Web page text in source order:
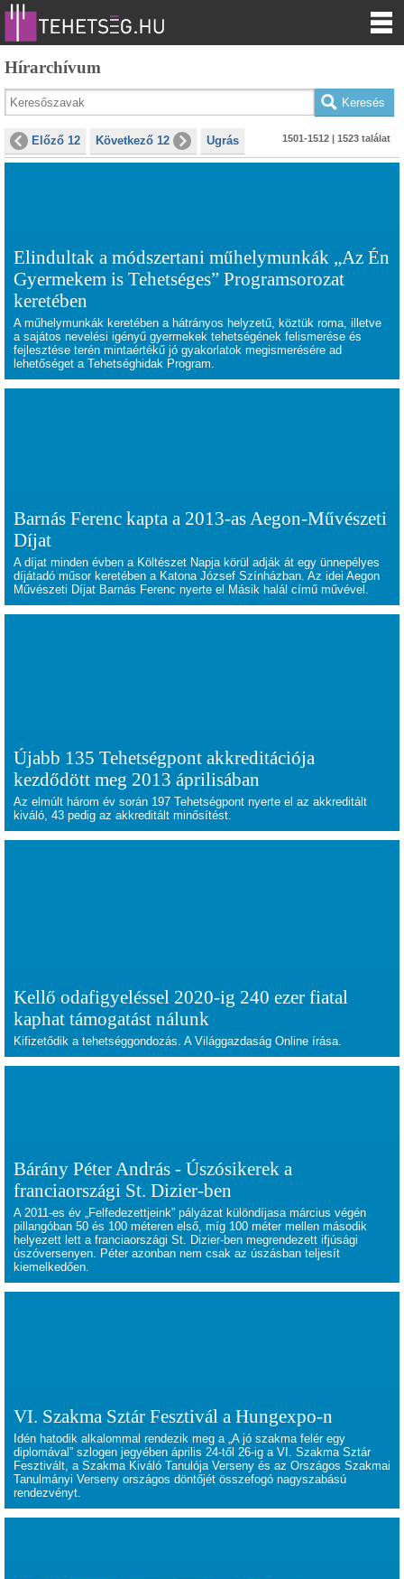
Hírarchívum
Előző 12 Következő 12 Ugrás 1501-1512 | 1523 találat
Elindultak a módszertani műhelymunkák „Az Én
Gyermekem is Tehetséges” Programsorozat
keretében
A műhelymunkák keretében a hátrányos helyzetű, köztük roma, illetve
a sajátos nevelési igényű gyermekek tehetségének felismerése és
fejlesztése terén mintaértékű jó gyakorlatok megismerésére ad
lehetőséget a Tehetséghidak Program.
Barnás Ferenc kapta a 2013-as Aegon-Művészeti
Díjat
A díjat minden évben a Költészet Napja körül adják át egy ünnepélyes
díjátadó műsor keretében a Katona József Színházban. Az idei Aegon
Művészeti Díjat Barnás Ferenc nyerte el Másik halál című művével.
Újabb 135 Tehetségpont akkreditációja
kezdődött meg 2013 áprilisában
Az elmúlt három év során 197 Tehetségpont nyerte el az akkreditált
kiváló, 43 pedig az akkreditált minősítést.
Kellő odafigyeléssel 2020-ig 240 ezer fiatal
kaphat támogatást nálunk
Kifizetődik a tehetséggondozás. A Világgazdaság Online írása.
Bárány Péter András - Úszósikerek a
franciaországi St. Dizier-ben
A 2011-es év „Felfedezettjeink” pályázat különdíjasa március végén
pillangóban 50 és 100 méteren első, míg 100 méter mellen második
helyezett lett a franciaországi St. Dizier-ben megrendezett ifjúsági
úszóversenyen. Péter azonban nem csak az úszásban teljesít
kiemelkedően.
VI. Szakma Sztár Fesztivál a Hungexpo-n
Idén hatodik alkalommal rendezik meg a „A jó szakma felér egy
diplomával” szlogen jegyében április 24-től 26-ig a VI. Szakma Sztár
Fesztivált, a Szakma Kiváló Tanulója Verseny és az Országos Szakmai
Tanulmányi Verseny országos döntőjét összefogó nagyszabású
rendezvényt.